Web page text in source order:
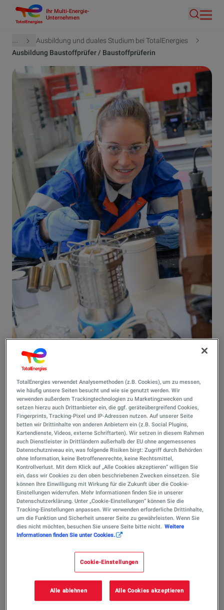
Inhalt
Ihr Multi-Energie-
Unternehmen
Suche
Pfadnavigation
...
Ausbildung und duales Studium bei TotalEnergies
Ausbildung Baustoffprüfer / Baustoffprüferin
Ausbildung
Baustoffprüfer:in
Direkt bewerben
Verbinde mit Deiner Ausbildung
zur Baustoffprüferin / zum
Baustoffprüfer Theorie und
In den 3 Jahren Deiner Ausbildung in der
Baustoffprüfung erlernst Du die Grundkenntnisse des
TotalEnergies verwendet Analysemethoden (z.B. Cookies), um zu messen,
wie häufig unsere Seiten besucht und wie sie genutzt werden. Wir
verwenden außerdem Trackingtechnologien zu Marketingzwecken und
setzen hierzu auch Drittanbieter ein, die ggf. geräteübergreifend Cookies,
Fingerprints, Tracking-Pixel und IP-Adressen nutzen. Auf unserer Seite
betten wir Drittinhalte von anderen Anbietern ein (z.B. Social Plugins,
Kartendienste, Videos, externe Schriftarten). Wir setzen in diesem Rahmen
auch Dienstleister in Drittländern außerhalb der EU ohne angemessenes
Datenschutzniveau ein, was folgende Risiken birgt: Zugriff durch Behörden
ohne Information, keine Betroffenenrechte, keine Rechtsmittel,
Kontrollverlust. Mit dem Klick auf „Alle Cookies akzeptieren“ willigen Sie
ein, dass wir Cookies zu den oben beschriebenen Zwecken einsetzen. Sie
können Ihre Einwilligung mit Wirkung für die Zukunft über die Cookie-
Einstellungen widerrufen. Mehr Informationen finden Sie in unserer
Datenschutzerklärung. Unter „Cookie-Einstellungen“ können Sie die
Tracking-Einstellungen anpassen. Wir verwenden erforderliche Drittinhalte,
um die Funktion und Sicherheit unserer Seite zu gewährleisten. Wenn Sie
dies nicht möchten, besuchen Sie unsere Seite bitte nicht. Weitere
Informationen finden Sie unter Cookies.
Cookie-Einstellungen
Alle ablehnen Alle Cookies akzeptieren